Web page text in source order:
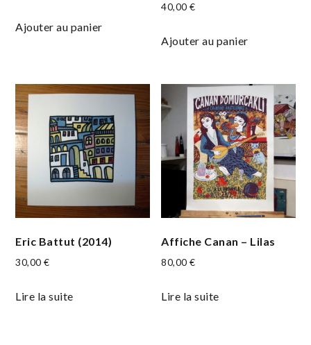
Ajouter au panier
40,00€
Ajouter au panier
Eric Battut (2014)
30,00€
Lire la suite
Affiche Canan – Lilas
80,00€
Lire la suite